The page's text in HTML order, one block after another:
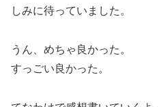
しみに待っていました。
うん、めちゃ良かった。
すっごい良かった。